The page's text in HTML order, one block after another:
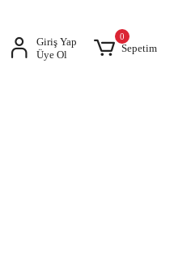
Giriş Yap
Üye Ol
0
Sepetim